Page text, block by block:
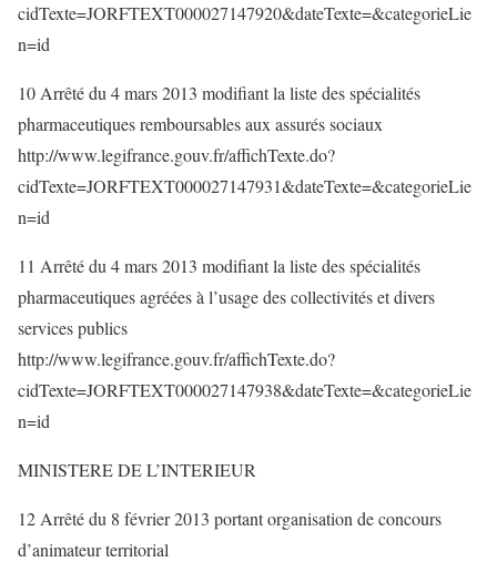
cidTexte=JORFTEXT000027147920&dateTexte=&categorieLie
n=id
10 Arrêté du 4 mars 2013 modifiant la liste des spécialités
pharmaceutiques remboursables aux assurés sociaux
http://www.legifrance.gouv.fr/affichTexte.do?
cidTexte=JORFTEXT000027147931&dateTexte=&categorieLie
n=id
11 Arrêté du 4 mars 2013 modifiant la liste des spécialités
pharmaceutiques agréées à l’usage des collectivités et divers
services publics
http://www.legifrance.gouv.fr/affichTexte.do?
cidTexte=JORFTEXT000027147938&dateTexte=&categorieLie
n=id
MINISTERE DE L’INTERIEUR
12 Arrêté du 8 février 2013 portant organisation de concours
d’animateur territorial